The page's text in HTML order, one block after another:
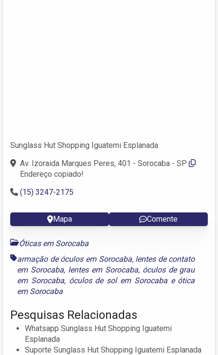
Sunglass Hut Shopping Iguatemi Esplanada
Av. Izoraida Marques Peres, 401 - Sorocaba - SP
Endereço copiado!
(15) 3247-2175
Mapa Comente
Óticas em Sorocaba
armação de óculos em Sorocaba, lentes de contato
em Sorocaba, lentes em Sorocaba, óculos de grau
em Sorocaba, óculos de sol em Sorocabae ótica
em Sorocaba
Pesquisas Relacionadas
Whatsapp Sunglass Hut Shopping Iguatemi
Esplanada
Suporte Sunglass Hut Shopping Iguatemi Esplanada